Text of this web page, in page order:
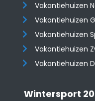
Vakantiehuizen
Vakantiehuizen
Vakantiehuizen
​​​​​​​Vakantiehuizen
Vakantiehuizen
Wintersport